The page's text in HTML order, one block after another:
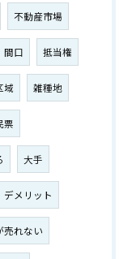
不動産市場
間口 抵当権
域 雑種地
票
大手
デメリット
売れない